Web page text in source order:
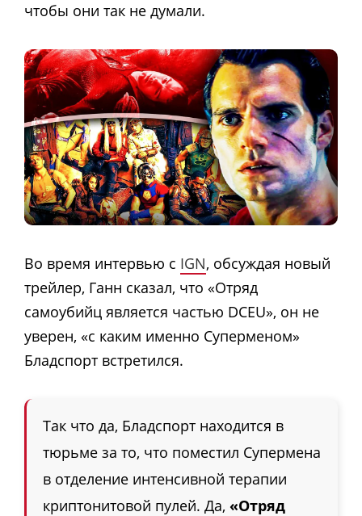
чтобы они так не думали.
Во время интервью с IGN, обсуждая новый
трейлер, Ганн сказал, что «Отряд
самоубийц является частью DCEU», он не
уверен, «с каким именно Суперменом»
Бладспорт встретился.
Так что да, Бладспорт находится в
тюрьме за то, что поместил Супермена
в отделение интенсивной терапии
криптонитовой пулей. Да, «Отряд